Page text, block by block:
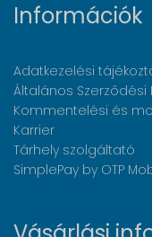
Információk
Adatkezelési
Általános Szerződési
Kommentelési és
Karrier
Tárhely szolgáltató
SimplePay by OTP